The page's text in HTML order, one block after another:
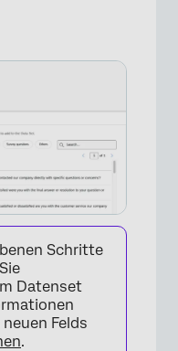
Schritte
Datenset
Felds
.